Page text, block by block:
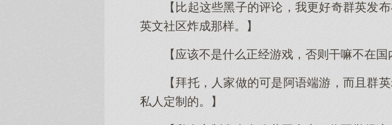
【比起这些黑子的评论，我更好奇群英发
英文社区炸成那样。】
【应该不是什么正经游戏，否则干嘛不在国
【拜托，人家做的可是阿语端游，而且群
私人定制的。】